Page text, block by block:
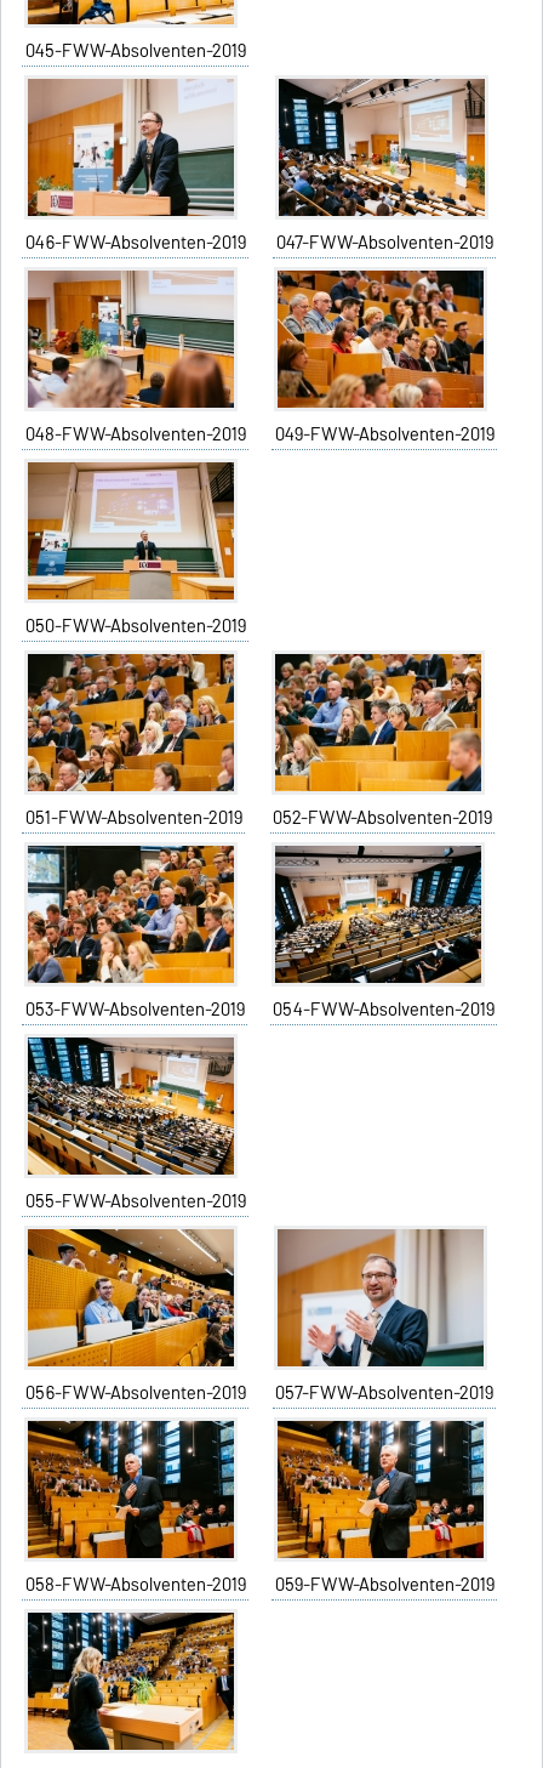
045-FWW-Absolventen-2019
046-FWW-Absolventen-2019 047-FWW-Absolventen-2019
048-FWW-Absolventen-2019 049-FWW-Absolventen-2019
050-FWW-Absolventen-2019
051-FWW-Absolventen-2019 052-FWW-Absolventen-2019
053-FWW-Absolventen-2019 054-FWW-Absolventen-2019
055-FWW-Absolventen-2019
056-FWW-Absolventen-2019 057-FWW-Absolventen-2019
058-FWW-Absolventen-2019 059-FWW-Absolventen-2019